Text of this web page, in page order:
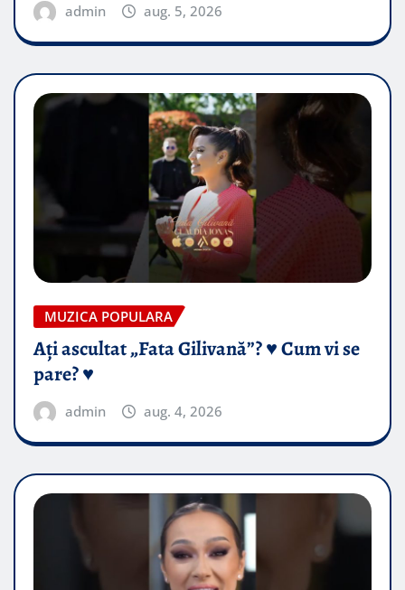
admin aug. 5, 2026
MUZICA POPULARA
Ați ascultat „Fata Gilivană”? ♥️ Cum vi se
pare? ♥️
admin aug. 4, 2026